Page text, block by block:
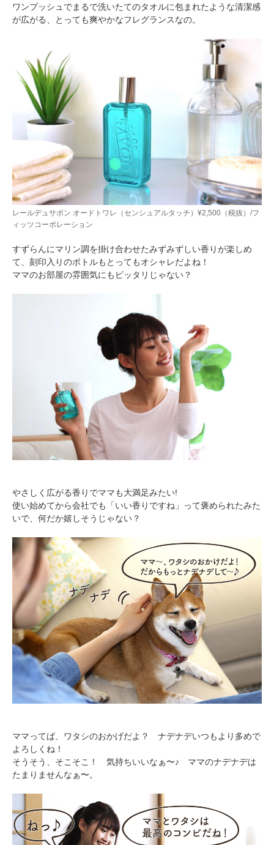
ワンプッシュでまるで洗いたてのタオルに包まれたような清潔感
が広がる、とっても爽やかなフレグランスなの。
レールデュサボン オードトワレ（センシュアルタッチ）¥2,500（税抜）/フ
ィッツコーポレーション
すずらんにマリン調を掛け合わせたみずみずしい香りが楽しめ
て、刻印入りのボトルもとってもオシャレだよね！
ママのお部屋の雰囲気にもピッタリじゃない？
やさしく広がる香りでママも大満足みたい!
使い始めてから会社でも「いい香りですね」って褒められたみた
いで、何だか嬉しそうじゃない？
ママってば、ワタシのおかげだよ？ ナデナデいつもより多めで
よろしくね！
そうそう、そこそこ！ 気持ちいいなぁ〜♪ ママのナデナデは
たまりませんなぁ〜。